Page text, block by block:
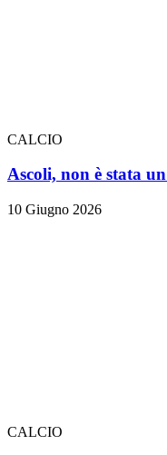
CALCIO
Ascoli, non è stata
10 Giugno 2026
CALCIO